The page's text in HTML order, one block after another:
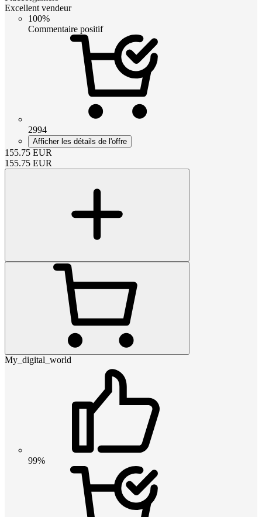
Excellent vendeur
100%
Commentaire positif
2994
Afficher les détails de l'offre
155.75 EUR
155.75 EUR
My_digital_world
99%